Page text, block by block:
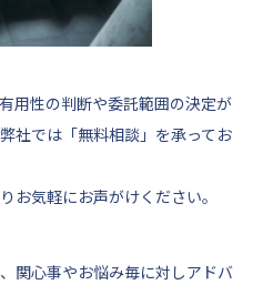
用性の判断や委託範囲の決定が
社では「無料相談」を承ってお
お気軽にお声がけください。
関心事やお悩み毎に対しアドバ